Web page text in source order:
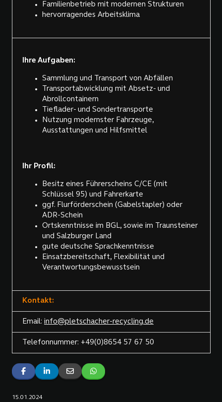
Familienbetrieb mit modernen Strukturen
hervorragendes Arbeitsklima
Ihre Aufgaben:
Sammlung und Transport von Abfällen
Transportabwicklung mit Absetz- und
Abrollcontainern
Tieflader- und Sondertransporte
Nutzung modernster Fahrzeuge,
Ausstattungen und Hilfsmittel
Ihr Profil:
Besitz eines Führerscheins C/CE (mit
Schlüssel 95) und Fahrerkarte
ggf. Flurförderschein (Gabelstapler) oder
ADR-Schein
Ortskenntnisse im BGL, sowie im Traunsteiner
und Salzburger Land
gute deutsche Sprachkenntnisse
Einsatzbereitschaft, Flexibilität und
Verantwortungsbewusstsein
Kontakt:
Email: info@pletschacher-recycling.de
Telefonnummer: +49(0)8654 57 67 50
15.01.2024